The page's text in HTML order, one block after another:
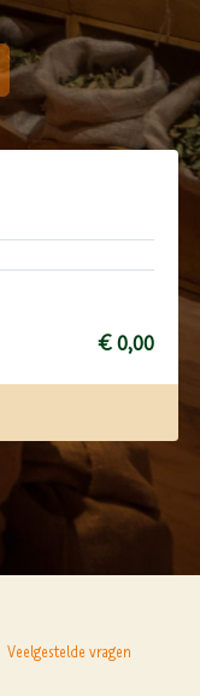
€ 0,00
Veelgestelde vragen